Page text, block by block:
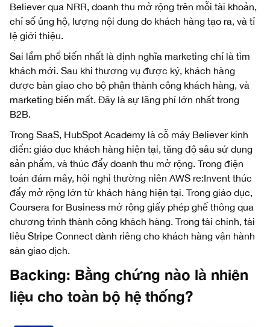
Believer qua NRR, doanh thu mở rộng trên mỗi tài khoản,
chỉ số ủng hộ, lượng nội dung do khách hàng tạo ra, và tỉ
lệ giới thiệu.
Sai lầm phổ biến nhất là định nghĩa marketing chỉ là tìm
khách mới. Sau khi thương vụ được ký, khách hàng
được bàn giao cho bộ phận thành công khách hàng, và
marketing biến mất. Đây là sự lãng phí lớn nhất trong
B2B.
Trong SaaS, HubSpot Academy là cỗ máy Believer kinh
điển: giáo dục khách hàng hiện tại, tăng độ sâu sử dụng
sản phẩm, và thúc đẩy doanh thu mở rộng. Trong điện
toán đám mây, hội nghị thường niên AWS re:Invent thúc
đẩy mở rộng lớn từ khách hàng hiện tại. Trong giáo dục,
Coursera for Business mở rộng giấy phép ghế thông qua
chương trình thành công khách hàng. Trong tài chính, tài
liệu Stripe Connect dành riêng cho khách hàng vận hành
sàn giao dịch.
Backing: Bằng chứng nào là nhiên
liệu cho toàn bộ hệ thống?